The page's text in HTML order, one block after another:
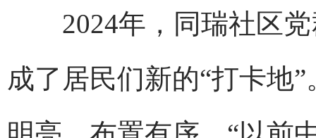
2024年，同瑞社区党
成了居民们新的“打卡地